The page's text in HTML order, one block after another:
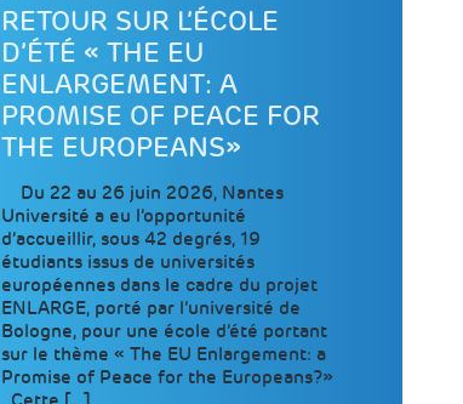
RETOUR SUR L’ÉCOLE
D’ÉTÉ « THE EU
ENLARGEMENT: A
PROMISE OF PEACE FOR
THE EUROPEANS»
Du 22 au 26 juin 2026, Nantes
Université a eu l’opportunité
d’accueillir, sous 42 degrés, 19
étudiants issus de universités
européennes dans le cadre du projet
ENLARGE, porté par l’université de
Bologne, pour une école d’été portant
sur le thème « The EU Enlargement: a
Promise of Peace for the Europeans?»